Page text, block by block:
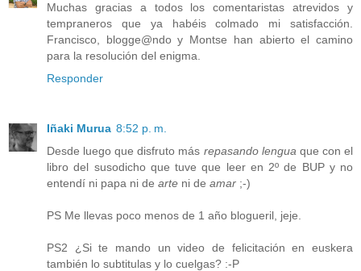
Muchas gracias a todos los comentaristas atrevidos y
tempraneros que ya habéis colmado mi satisfacción.
Francisco, blogge@ndo y Montse han abierto el camino
para la resolución del enigma.
Responder
Iñaki Murua 8:52 p. m.
Desde luego que disfruto más repasando lengua que con el
libro del susodicho que tuve que leer en 2º de BUP y no
entendí ni papa ni de arte ni de amar ;-)
PS Me llevas poco menos de 1 año blogueril, jeje.
PS2 ¿Si te mando un video de felicitación en euskera
también lo subtitulas y lo cuelgas? :-P